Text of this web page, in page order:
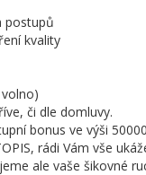
postupů
kvality
či dle domluvy.
bonus ve výši
rádi Vám vše
ale vaše šikovné